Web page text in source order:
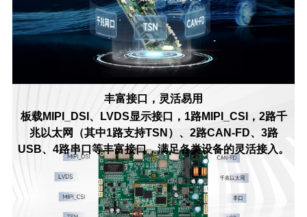
丰富接口，灵活易用
板载MIPI_DSI、LVDS显示接口，1路MIPI_CSI，2路千
兆以太网（其中1路支持TSN）、2路CAN-FD、3路
USB、4路串口等丰富接口，满足各类设备的灵活接入。